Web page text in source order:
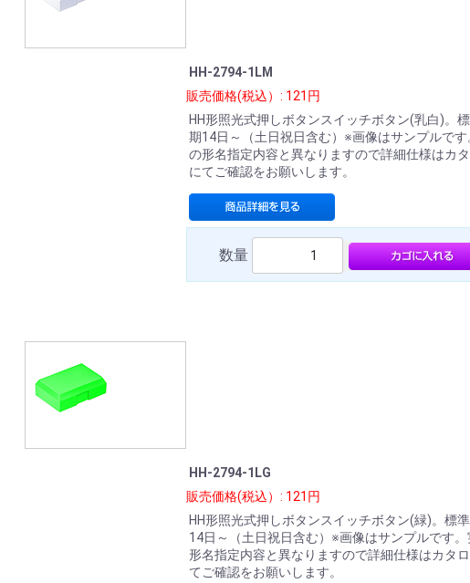
HH-2794-1LM
販売価格(税込）: 121円
HH形照光式押しボタンスイッチボタン(乳白)。
期14日～（土日祝日含む）※画像はサンプルです
の形名指定内容と異なりますので詳細仕様はカ
にてご確認をお願いします。
数量
HH-2794-1LG
販売価格(税込）: 121円
HH形照光式押しボタンスイッチボタン(緑)。標
14日～（土日祝日含む）※画像はサンプルです。
形名指定内容と異なりますので詳細仕様はカタ
てご確認をお願いします。